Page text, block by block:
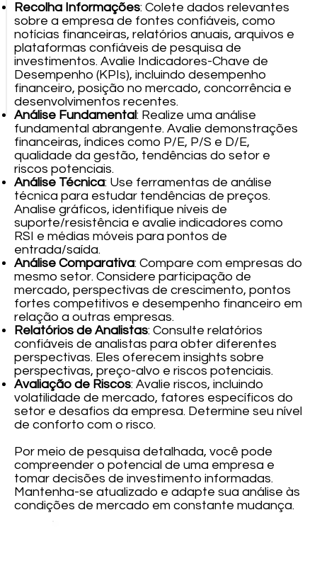
Recolha Informações: Colete dados relevantes
sobre a empresa de fontes confiáveis, como
notícias financeiras, relatórios anuais, arquivos e
plataformas confiáveis de pesquisa de
investimentos. Avalie Indicadores-Chave de
Desempenho (KPIs), incluindo desempenho
financeiro, posição no mercado, concorrência e
desenvolvimentos recentes.
Análise Fundamental: Realize uma análise
fundamental abrangente. Avalie demonstrações
financeiras, índices como P/E, P/S e D/E,
qualidade da gestão, tendências do setor e
riscos potenciais.
Análise Técnica: Use ferramentas de análise
técnica para estudar tendências de preços.
Analise gráficos, identifique níveis de
suporte/resistência e avalie indicadores como
RSI e médias móveis para pontos de
entrada/saída.
Análise Comparativa: Compare com empresas do
mesmo setor. Considere participação de
mercado, perspectivas de crescimento, pontos
fortes competitivos e desempenho financeiro em
relação a outras empresas.
Relatórios de Analistas: Consulte relatórios
confiáveis de analistas para obter diferentes
perspectivas. Eles oferecem insights sobre
perspectivas, preço-alvo e riscos potenciais.
Avaliação de Riscos: Avalie riscos, incluindo
volatilidade de mercado, fatores específicos do
setor e desafios da empresa. Determine seu nível
de conforto com o risco.
Por meio de pesquisa detalhada, você pode
compreender o potencial de uma empresa e
tomar decisões de investimento informadas.
Mantenha-se atualizado e adapte sua análise às
condições de mercado em constante mudança.